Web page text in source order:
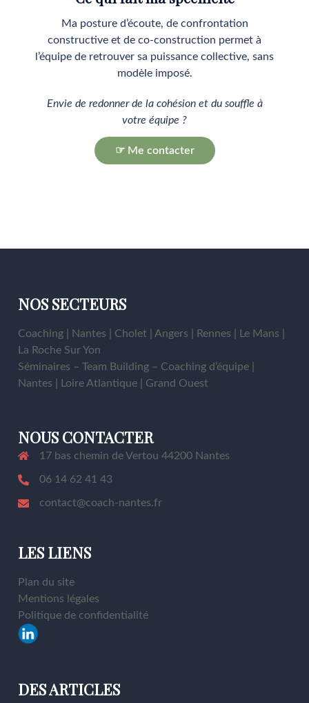
Ma posture d’écoute, de confrontation
constructive et de co-construction permet à
l’équipe de retrouver sa puissance collective, sans
modèle imposé.
Envie de redonner de la cohésion et du souffle à
votre équipe ?
☞ Me contacter
NOS SECTEURS
Coaching | Nantes | Cholet | Angers | Rennes | Le Mans |
La Roche Sur Yon
Séminaires – Team Building – Coaching d’équipe |
Nantes | Loire Atlantique | Grand Ouest
NOUS CONTACTER
17 bas chemin de Vertou 44200 Nantes
06 14 62 41 43
contact@coach-nantes.fr
LES LIENS
Plan du site
Mentions légales
Politique de confidentialité
DES ARTICLES